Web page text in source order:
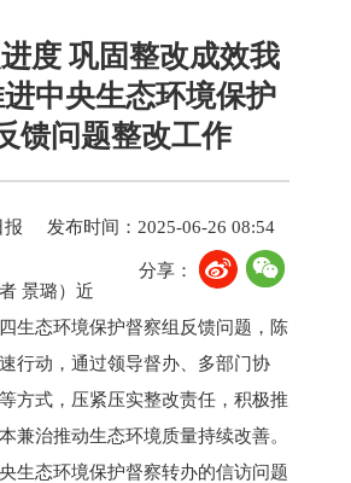
度 巩固整改成效我
中央生态环境保护
馈问题整改工作
报 发布时间：2025-06-26 08:54
分享：
景璐）近
生态环境保护督察组反馈问题，陈
行动，通过领导督办、多部门协
方式，压紧压实整改责任，积极推
兼治推动生态环境质量持续改善。
态环境保护督察转办的信访问题